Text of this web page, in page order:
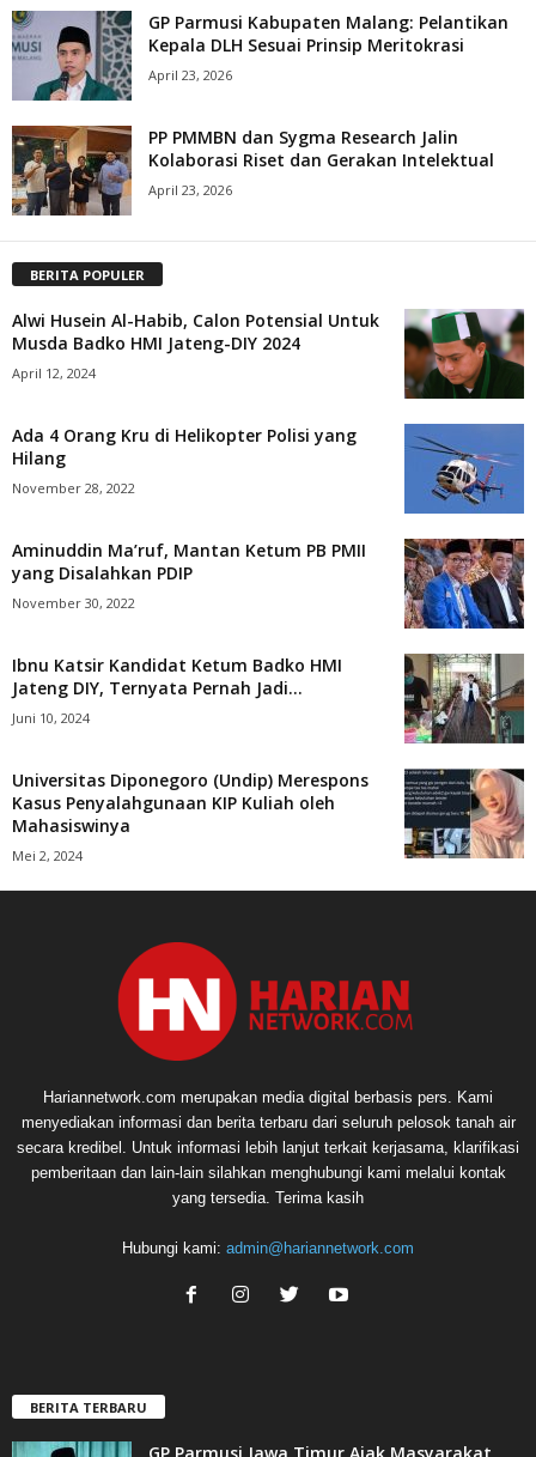
GP Parmusi Kabupaten Malang: Pelantikan
Kepala DLH Sesuai Prinsip Meritokrasi
April 23, 2026
PP PMMBN dan Sygma Research Jalin
Kolaborasi Riset dan Gerakan Intelektual
April 23, 2026
BERITA POPULER
Alwi Husein Al-Habib, Calon Potensial Untuk
Musda Badko HMI Jateng-DIY 2024
April 12, 2024
Ada 4 Orang Kru di Helikopter Polisi yang
Hilang
November 28, 2022
Aminuddin Ma’ruf, Mantan Ketum PB PMII
yang Disalahkan PDIP
November 30, 2022
Ibnu Katsir Kandidat Ketum Badko HMI
Jateng DIY, Ternyata Pernah Jadi...
Juni 10, 2024
Universitas Diponegoro (Undip) Merespons
Kasus Penyalahgunaan KIP Kuliah oleh
Mahasiswinya
Mei 2, 2024
Hariannetwork.com merupakan media digital berbasis pers. Kami
menyediakan informasi dan berita terbaru dari seluruh pelosok tanah air
secara kredibel. Untuk informasi lebih lanjut terkait kerjasama, klarifikasi
pemberitaan dan lain-lain silahkan menghubungi kami melalui kontak
yang tersedia. Terima kasih
Hubungi kami: admin@hariannetwork.com
BERITA TERBARU